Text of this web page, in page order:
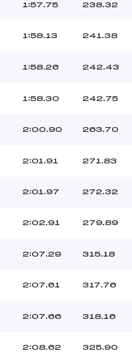
1:57.75 238.32
1:58.13 241.38
1:58.26 242.43
1:58.30 242.75
2:00.90 263.70
2:01.91 271.83
2:01.97 272.32
2:02.91 279.89
2:07.29 315.18
2:07.61 317.76
2:07.66 318.16
2:08.62 325.90